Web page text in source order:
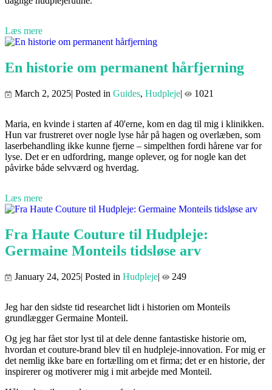
Læs mere
En historie om permanent hårfjerning
March 2, 2025| Posted in Guides, Hudpleje| 1021
Maria, en kvinde i starten af 40'erne, kom en dag til mig i klinikken.
Hun var frustreret over nogle lyse hår på hagen og overlæben, som
laserbehandling ikke kunne fjerne – simpelthen fordi hårene var for
lyse. Det er en udfordring, mange oplever, og for nogle kan det
påvirke både selvværd og hverdag.
Læs mere
Fra Haute Couture til Hudpleje:
Germaine Monteils tidsløse arv
January 24, 2025| Posted in Hudpleje| 249
Jeg har den sidste tid researchet lidt i historien om Monteils
grundlægger Germaine Monteil.
Og jeg har fået stor lyst til at dele denne fantastiske historie om,
hvordan et couture-brand blev til en hudpleje-innovation. For mig er
det nemlig ikke bare en fortælling om et firma; det er en historie, der
inspirerer og motiverer mig i mit arbejde med Monteil.